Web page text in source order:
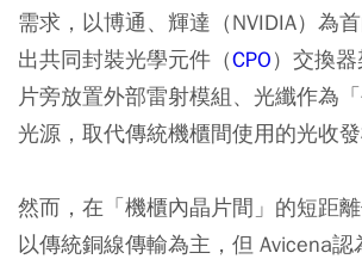
需求，以博通、輝達（NVIDIA）為
出共同封裝光學元件（CPO）交換
片旁放置外部雷射模組、光纖作為
光源，取代傳統機櫃間使用的光收發
然而，在「機櫃內晶片間」的短距
以傳統銅線傳輸為主，但 Avicena認